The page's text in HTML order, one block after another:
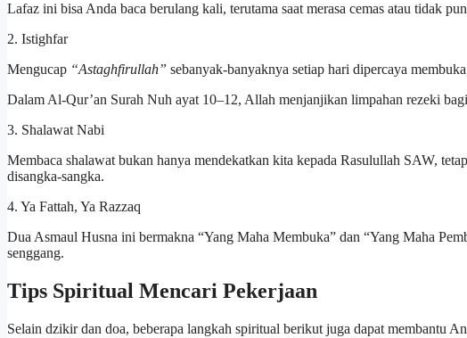
Lafaz ini bisa Anda baca berulang kali, terutama saat merasa cemas atau tidak
2. Istighfar
Mengucap “Astaghfirullah” sebanyak-banyaknya setiap hari dipercaya
Dalam Al-Qur’an Surah Nuh ayat 10–12, Allah menjanjikan limpahan rezeki
3. Shalawat Nabi
Membaca shalawat bukan hanya mendekatkan kita kepada Rasulullah SAW,
disangka-sangka.
4. Ya Fattah, Ya Razzaq
Dua Asmaul Husna ini bermakna “Yang Maha Membuka” dan “Yang Maha
senggang.
Tips Spiritual Mencari Pekerjaan
Selain dzikir dan doa, beberapa langkah spiritual berikut juga dapat membantu